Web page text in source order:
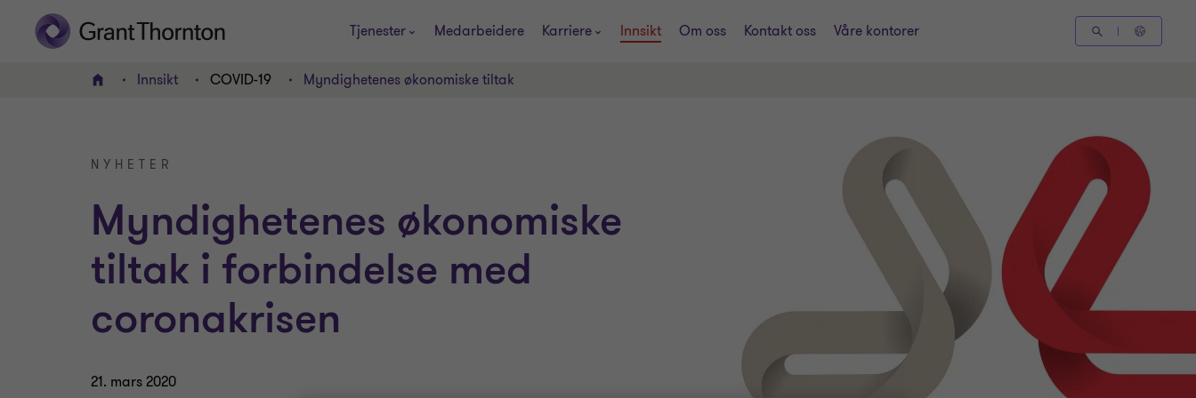
Tjenester Medarbeidere Karriere Innsikt Om oss Kontakt oss Våre kontorer
HJEM Innsikt COVID-19 Myndighetenes økonomiske tiltak
NYHETER
Myndighetenes økonomiske
tiltak i forbindelse med
coronakrisen
21. mars 2020